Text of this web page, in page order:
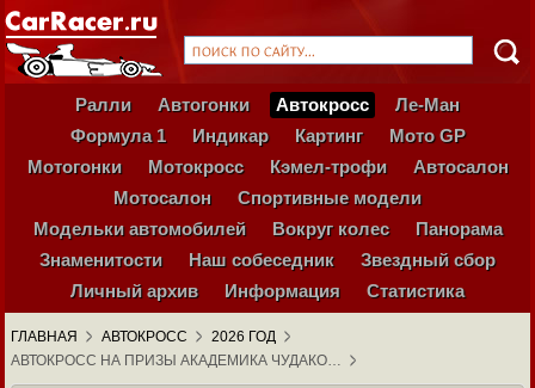
Ралли Автогонки Автокросс
Ле-Ман
Формула 1
Индикар Картинг
Мото GP
Мотогонки
Мотокросс Кэмел-трофи
Автосалон
Мотосалон
Спортивные модели
Модельки автомобилей
Вокруг колес
Панорама
Знаменитости
Наш собеседник
Звездный сбор
Личный архив
Информация Статистика
ГЛАВНАЯ АВТОКРОСС
2026 ГОД
АВТОКРОСС НА ПРИЗЫ АКАДЕМИКА ЧУДАКО…